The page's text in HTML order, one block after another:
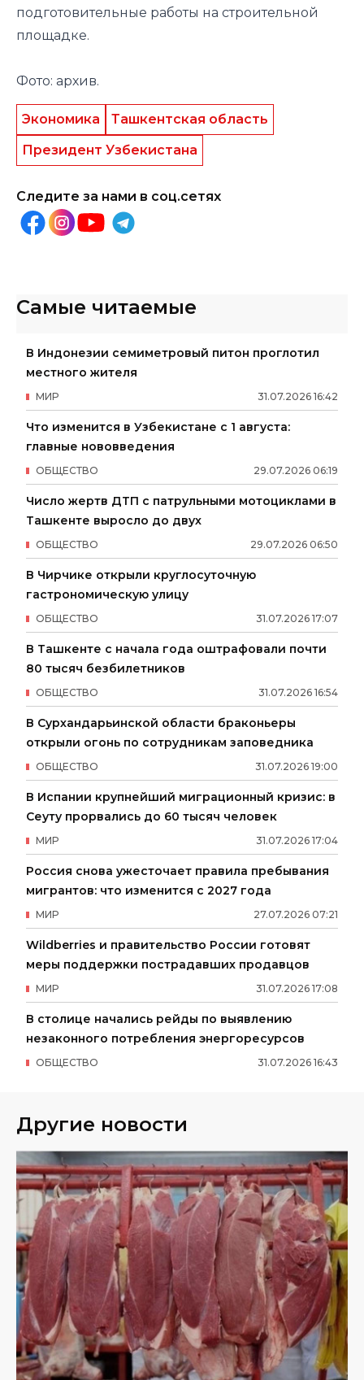
подготовительные работы на строительной
площадке.
Фото: архив.
Экономика
Ташкентская область
Президент Узбекистана
Следите за нами в соц.сетях
Самые читаемые
В Индонезии семиметровый питон проглотил
местного жителя
31.07.2026 16:42
МИР
Что изменится в Узбекистане с 1 августа:
главные нововведения
29.07.2026 06:19
ОБЩЕСТВО
Число жертв ДТП с патрульными мотоциклами в
Ташкенте выросло до двух
29.07.2026 06:50
ОБЩЕСТВО
В Чирчике открыли круглосуточную
гастрономическую улицу
31.07.2026 17:07
ОБЩЕСТВО
В Ташкенте с начала года оштрафовали почти
80 тысяч безбилетников
31.07.2026 16:54
ОБЩЕСТВО
В Сурхандарьинской области браконьеры
открыли огонь по сотрудникам заповедника
31.07.2026 19:00
ОБЩЕСТВО
В Испании крупнейший миграционный кризис: в
Сеуту прорвались до 60 тысяч человек
31.07.2026 17:04
МИР
Россия снова ужесточает правила пребывания
мигрантов: что изменится с 2027 года
27.07.2026 07:21
МИР
Wildberries и правительство России готовят
меры поддержки пострадавших продавцов
31.07.2026 17:08
МИР
В столице начались рейды по выявлению
незаконного потребления энергоресурсов
31.07.2026 16:43
ОБЩЕСТВО
Другие новости